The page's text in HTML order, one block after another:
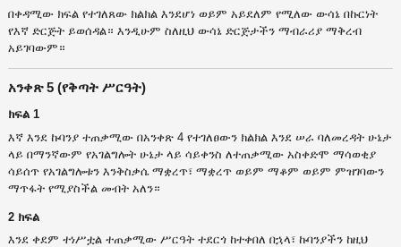
በቀዳሚው ክፍል የተገለጸው ክልክል እንደሆነ ወይም አይደለም የሚለው ውሳኔ በኩርነት
የእኛ ድርጅት ይወሰዳል። እንዲሁም ስለዚህ ውሳኔ ድርጅታችን ማብራሪያ ማቅረብ
አይገባውም።
አንቀጽ 5 (የቅጣት ሥርዓት)
ክፍል 1
እኛ እንደ ኩባንያ ተጠቃሚው በአንቀጽ 4 የተገለፀውን ክልክል እንደ ሠራ ባለመረዳት ሁኔታ
ላይ በማንኛውም የአገልግሎት ሁኔታ ላይ ሳይቀንስ ለተጠቃሚው አስቀድሞ ማሳወቂያ
ሳይሰጥ የአገልግሎቱን እንቅስቃሴ ማቋረጥ፣ ማቋረጥ ወይም ማቆም ወይም ምዝገባውን
ማጥፋት የሚያስችል መብት አለን።
2 ክፍል
እንደ ቀደም ተነሥቷል ተጠቃሚው ሥርዓት ተደርጎ ከተቀበለ በኋላ፣ ኩባንያችን ከዚህ